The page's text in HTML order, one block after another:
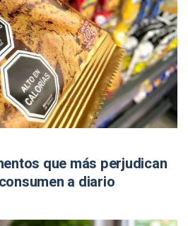
que más perjudican
a diario